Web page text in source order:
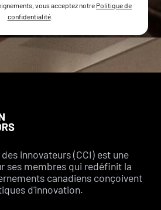
vous acceptez notre Politique de
confidentialité.
innovateurs (CCI) est une
ses membres qui redéfinit la
canadiens conçoivent
d'innovation.